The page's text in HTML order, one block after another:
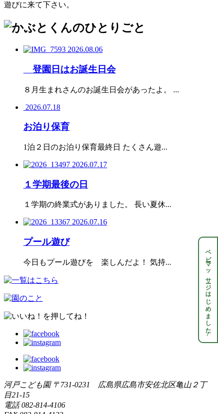
遊びに来て下さい。
2026.08.06
登園日はお誕生日会
８月生まれさんのお誕生日会があったよ。 ...
2026.07.18
お泊り保育
1泊２日のお泊り保育最終日 たくさん遊...
2026.07.17
１学期最後の日
１学期の終業式がありました。 長い夏休...
2026.07.16
プール遊び
今日もプール遊びを 楽しんだよ！ 気持... ベビーマッサージはじめました
!
河戸こども園〒731-0231 広島県広島市安佐北区亀山２丁
目21-15
電話082-814-4106